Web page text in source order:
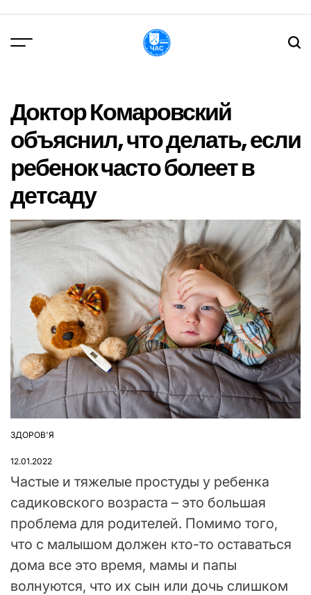
вмісту
Доктор Комаровский
объяснил, что делать, если
ребенок часто болеет в
детсаду
ОПУБЛІКУВАТИ
ЗДОРОВ'Я
12.01.2022
Частые и тяжелые простуды у ребенка
садиковского возраста – это большая
проблема для родителей. Помимо того,
что с малышом должен кто-то оставаться
дома все это время, мамы и папы
волнуются, что их сын или дочь слишком